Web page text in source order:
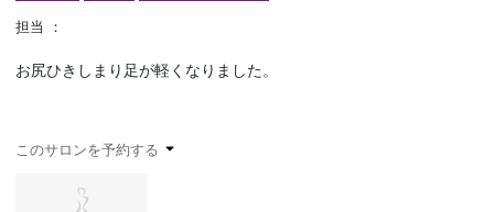
お問い合わせ
担当 ：
お尻ひきしまり足が軽くなりました。
このサロンを予約する